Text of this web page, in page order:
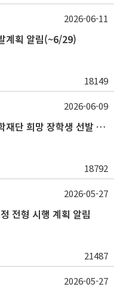
계획 알림(~6/29)
18149
2026-06-11
★기한연장★2026-2학기 롯데장학재단 희망 장학생 선발 안내(~6/15
18792
2026-06-09
전형 시행 계획 알림
21487
2026-05-27
2026-05-27